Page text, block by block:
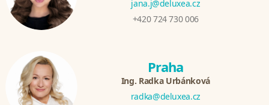
jana.j@deluxea.cz
+420 724 730 006
Praha
Ing. Radka Urbánková
radka@deluxea.cz